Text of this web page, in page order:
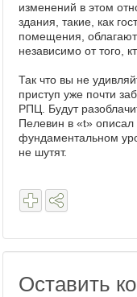
изменений в этом
здания, такие, как
помещения,
независимо от того,
Так что вы не
приступ уже почти
РПЦ. Будут
Пелевин в «t»
фундаментальном
не шутят.
Оставить